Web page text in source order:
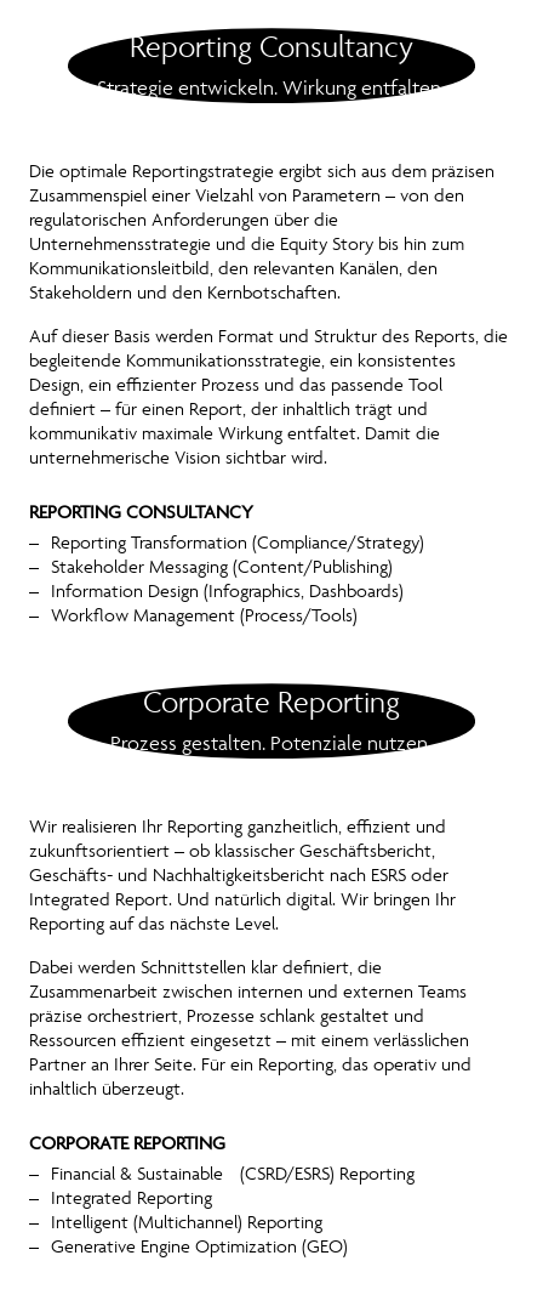
Reporting Consultancy
Strategie entwickeln. Wirkung entfalten.
Die optimale Reportingstrategie ergibt sich aus dem präzisen
Zusammenspiel einer Vielzahl von Parametern – von den
regulatorischen Anforderungen über die
Unternehmensstrategie und die Equity Story bis hin zum
Kommunikationsleitbild, den relevanten Kanälen, den
Stakeholdern und den Kernbotschaften.
Auf dieser Basis werden Format und Struktur des Reports, die
begleitende Kommunikationsstrategie, ein konsistentes
Design, ein effizienter Prozess und das passende Tool
definiert – für einen Report, der inhaltlich trägt und
kommunikativ maximale Wirkung entfaltet. Damit die
unternehmerische Vision sichtbar wird.
REPORTING CONSULTANCY
Reporting Transformation (Compliance/Strategy)
Stakeholder Messaging (Content/Publishing)
Information Design (Infographics, Dashboards)
Workflow Management (Process/Tools)
Corporate Reporting
Prozess gestalten. Potenziale nutzen.
Wir realisieren Ihr Reporting ganzheitlich, effizient und
zukunftsorientiert – ob klassischer Geschäftsbericht,
Geschäfts- und Nachhaltigkeitsbericht nach ESRS oder
Integrated Report. Und natürlich digital. Wir bringen Ihr
Reporting auf das nächste Level.
Dabei werden Schnittstellen klar definiert, die
Zusammenarbeit zwischen internen und externen Teams
präzise orchestriert, Prozesse schlank gestaltet und
Ressourcen effizient eingesetzt – mit einem verlässlichen
Partner an Ihrer Seite. Für ein Reporting, das operativ und
inhaltlich überzeugt.
CORPORATE REPORTING
Financial & Sustainable (CSRD/ESRS) Reporting
Integrated Reporting
Intelligent (Multichannel) Reporting
Generative Engine Optimization (GEO)